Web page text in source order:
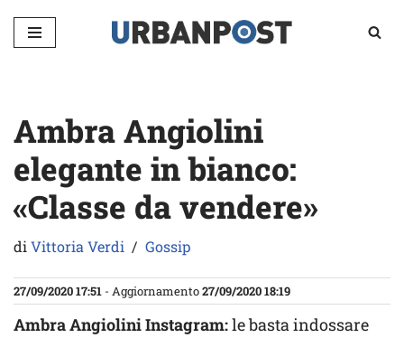
Vai
Ambra Angiolini
elegante in bianco:
«Classe da vendere»
diVittoria Verdi Gossip
27/09/2020 17:51 - Aggiornamento27/09/2020 18:19
Ambra Angiolini Instagram:le basta indossare